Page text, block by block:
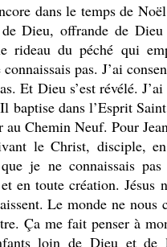
dans le temps de
de Dieu, offrande de
rideau du péché qui
pas. J’ai
Et Dieu s’est révélé.
baptise dans l’Esprit
au Chemin Neuf. Pour
le Christ, disciple,
je ne connaissais
en toute création. Jésus
Le monde ne nous
Ça me fait penser à
loin de Dieu et de